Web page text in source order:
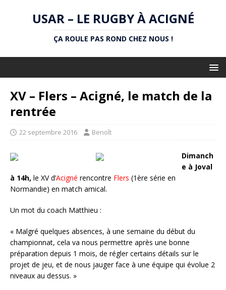
USAR – LE RUGBY À ACIGNÉ
ÇA ROULE PAS ROND CHEZ NOUS !
XV – Flers – Acigné, le match de la
rentrée
22 septembre 2016 Benoît
Dimanch
e à Joval
à 14h, le XV d’Acigné rencontre Flers (1ère série en
Normandie) en match amical.
Un mot du coach Matthieu :
« Malgré quelques absences, à une semaine du début du
championnat, cela va nous permettre après une bonne
préparation depuis 1 mois, de régler certains détails sur le
projet de jeu, et de nous jauger face à une équipe qui évolue 2
niveaux au dessus. »